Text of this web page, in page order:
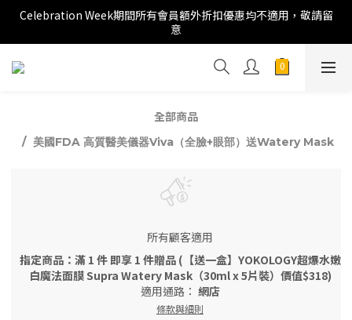
Celebration Week期間所有會員額外折扣優惠均不適用，敬請留
意
全部商品
美國FDA 高質醫美儀器Viva（全臉+眼部）送Watery Mask
所有顧客適用
指定商品：滿 1 件 即享 1 件贈品 (【送一盒】YOKOLOGY超爆水嫩
白魔法面膜 Supra Watery Mask（30ml x 5片裝）價值$318)
適用通路： 網店
條款與細則